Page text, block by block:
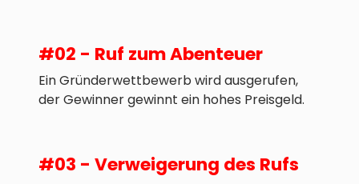
#02 - Ruf zum Abenteuer
Ein Gründerwettbewerb wird ausgerufen,
der Gewinner gewinnt ein hohes Preisgeld.
#03 - Verweigerung des Rufs